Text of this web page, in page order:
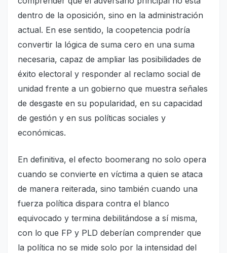
dentro de la oposición, sino en la administración
actual. En ese sentido, la coopetencia podría
convertir la lógica de suma cero en una suma
necesaria, capaz de ampliar las posibilidades de
éxito electoral y responder al reclamo social de
unidad frente a un gobierno que muestra señales
de desgaste en su popularidad, en su capacidad
de gestión y en sus políticas sociales y
económicas.
En definitiva, el efecto boomerang no solo opera
cuando se convierte en víctima a quien se ataca
de manera reiterada, sino también cuando una
fuerza política dispara contra el blanco
equivocado y termina debilitándose a sí misma,
con lo que FP y PLD deberían comprender que
la política no se mide solo por la intensidad del